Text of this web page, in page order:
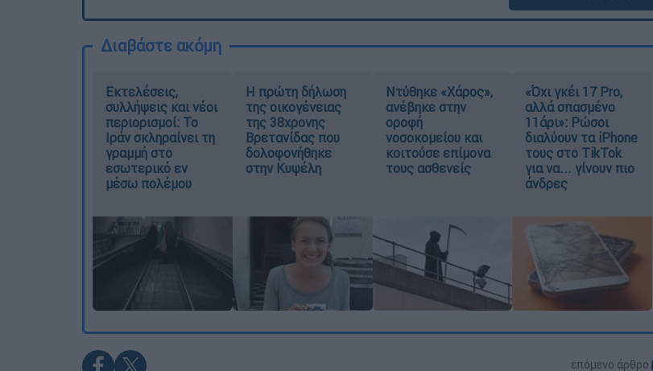
Διαβάστε ακόμη
Εκτελέσεις,
συλλήψεις και νέοι
περιορισμοί: Το
Ιράν σκληραίνει τη
γραμμή στο
εσωτερικό εν
μέσω πολέμου
Η πρώτη δήλωση
της οικογένειας
της 38χρονης
Βρετανίδας που
δολοφονήθηκε
στην Κυψέλη
Ντύθηκε «Χάρος»,
ανέβηκε στην
οροφή
νοσοκομείου και
κοιτούσε επίμονα
τους ασθενείς
«Όχι γκέι 17 Pro,
αλλά σπασμένο
11άρι»: Ρώσοι
διαλύουν τα iPhone
τους στο TikTok
για να... γίνουν πιο
άνδρες
επόμενο άρθρο